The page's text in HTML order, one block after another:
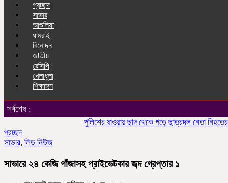
প্রচ্ছদ
সাভার
আশুলিয়া
ধামরাই
বিনোদন
জাতীয়
রেসিপি
খেলাধুলা
শিক্ষাঙ্গন
সর্বশেষ :
পুলিশের ধাওয়ায় ছাদ থেকে পড়ে ছাত্রদল নেতা নিহতের
প্রচ্ছদ
সাভার, লিড নিউজ
সাভারে ২৪ কেজি গাঁজাসহ প্রাইভেটকার জব্দ গ্রেপ্তার ১